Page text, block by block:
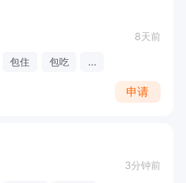
8天前
包住 包吃 ...
申请
3分钟前